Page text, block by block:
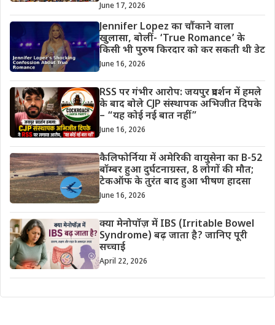
June 17, 2026
Jennifer Lopez का चौंकाने वाला
खुलासा, बोलीं- ‘True Romance’ के
किसी भी पुरुष किरदार को कर सकती थी डेट
June 16, 2026
RSS पर गंभीर आरोप: जयपुर प्रदर्शन में हमले
के बाद बोले CJP संस्थापक अभिजीत दिपके
– “यह कोई नई बात नहीं”
June 16, 2026
कैलिफोर्निया में अमेरिकी वायुसेना का B-52
बॉम्बर हुआ दुर्घटनाग्रस्त, 8 लोगों की मौत;
टेकऑफ के तुरंत बाद हुआ भीषण हादसा
June 16, 2026
क्या मेनोपॉज़ में IBS (Irritable Bowel
Syndrome) बढ़ जाता है? जानिए पूरी
सच्चाई
April 22, 2026